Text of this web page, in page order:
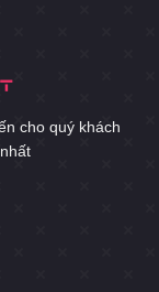
cho quý khách